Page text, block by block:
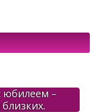
юбилеем –